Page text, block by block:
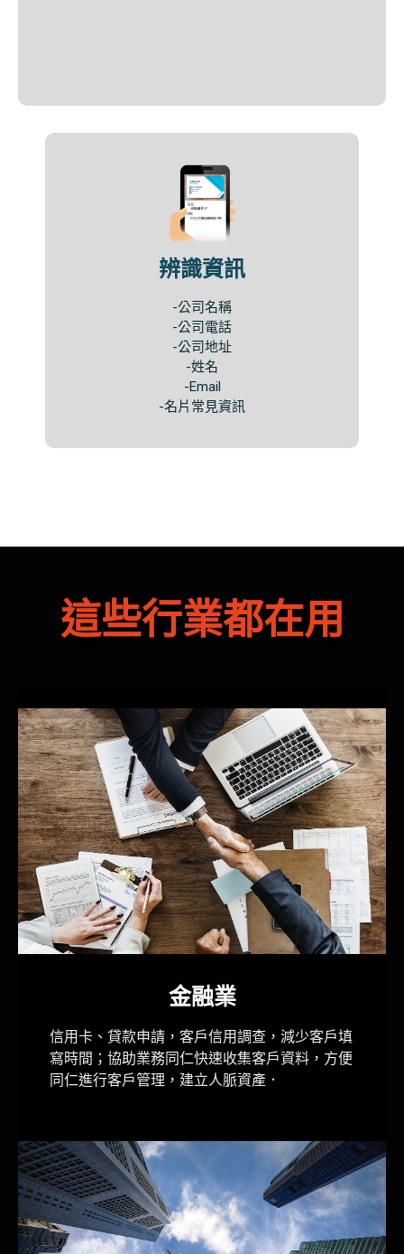
辨識資訊​
-公司名稱
-公司電話
-公司地址
-姓名
-Email
-名片常見資訊
這些行業都在用
金融業
信用卡、貸款申請，客戶信用調查，減少客戶填
寫時間；協助業務同仁快速收集客戶資料，方便
同仁進行客戶管理，建立人脈資產．